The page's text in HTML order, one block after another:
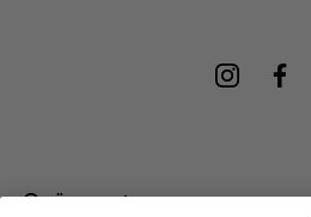
Österreich